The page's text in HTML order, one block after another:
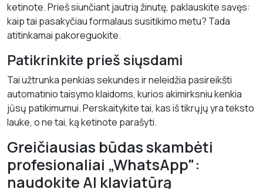
ketinote. Prieš siunčiant jautrią žinutę, paklauskite savęs:
kaip tai pasakyčiau formalaus susitikimo metu? Tada
atitinkamai pakoreguokite.
Patikrinkite prieš siųsdami
Tai užtrunka penkias sekundes ir neleidžia pasireikšti
automatinio taisymo klaidoms, kurios akimirksniu kenkia
jūsų patikimumui. Perskaitykite tai, kas iš tikrųjų yra teksto
lauke, o ne tai, ką ketinote parašyti.
Greičiausias būdas skambėti
profesionaliai „WhatsApp":
naudokite AI klaviatūrą